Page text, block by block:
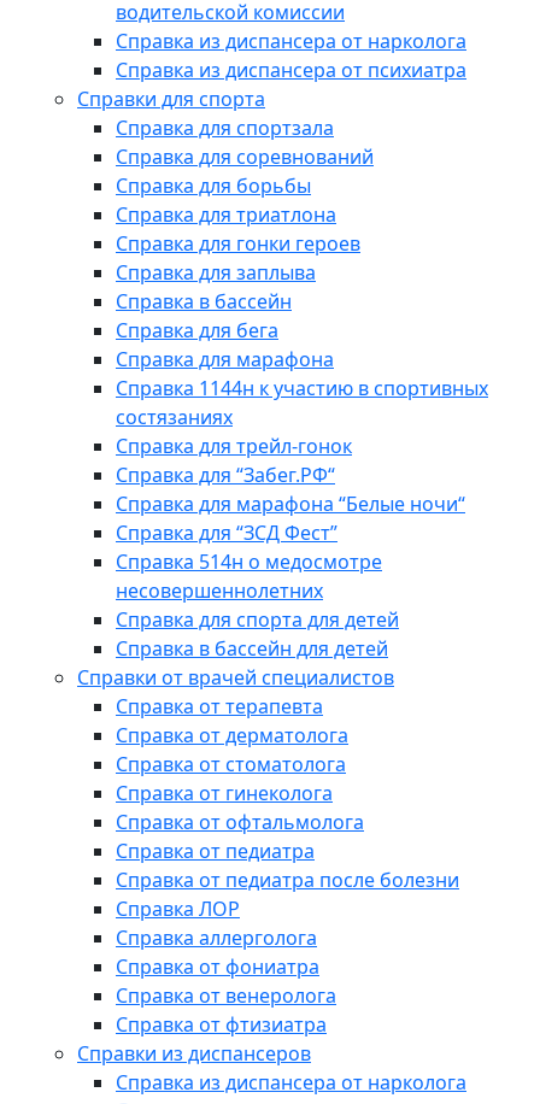
водительской комиссии
Справка из диспансера от нарколога
Справка из диспансера от психиатра
Справки для спорта
Справка для спортзала
Справка для соревнований
Справка для борьбы
Справка для триатлона
Справка для гонки героев
Справка для заплыва
Справка в бассейн
Справка для бега
Справка для марафона
Справка 1144н к участию в спортивных
состязаниях
Справка для трейл-гонок
Справка для “Забег.РФ“
Справка для марафона “Белые ночи“
Справка для “ЗСД Фест”
Справка 514н о медосмотре
несовершеннолетних
Справка для спорта для детей
Справка в бассейн для детей
Справки от врачей специалистов
Справка от терапевта
Справка от дерматолога
Справка от стоматолога
Справка от гинеколога
Справка от офтальмолога
Справка от педиатра
Справка от педиатра после болезни
Справка ЛОР
Справка аллерголога
Справка от фониатра
Справка от венеролога
Справка от фтизиатра
Справки из диспансеров
Справка из диспансера от нарколога